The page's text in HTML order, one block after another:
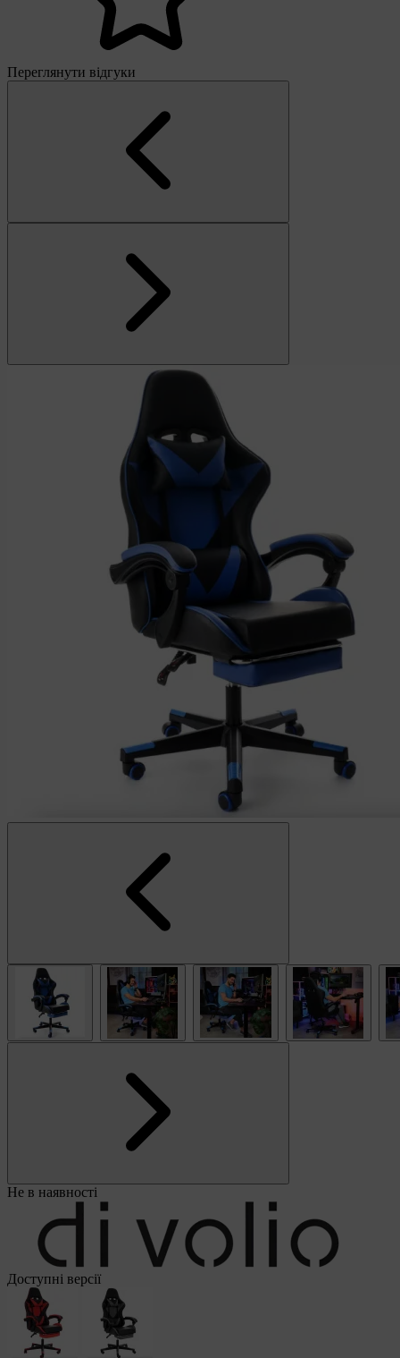
Переглянути відгуки
Не в наявності
Доступні версії